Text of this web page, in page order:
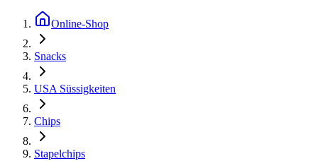
Online-Shop
Snacks
USA Süssigkeiten
Chips
Stapelchips